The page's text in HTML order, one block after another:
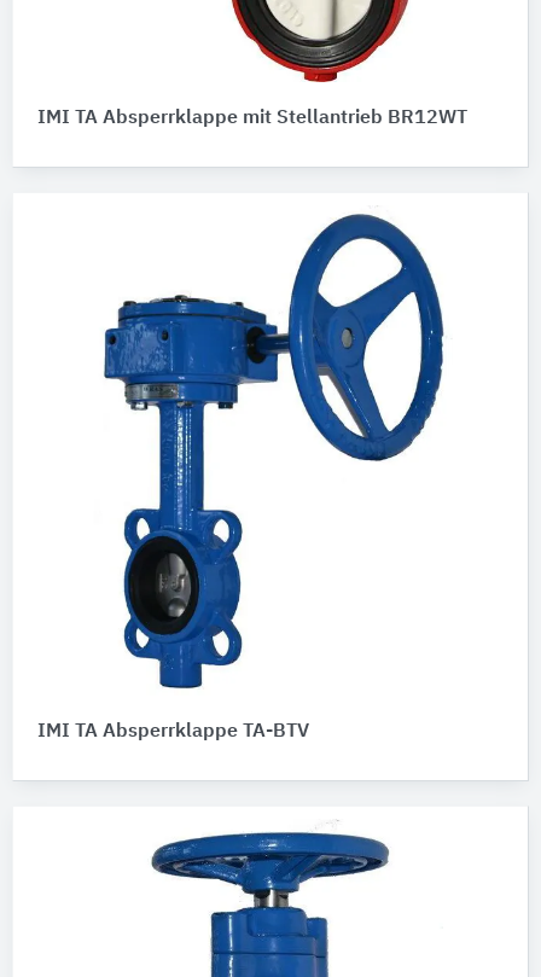
IMI TA Absperrklappe mit Stellantrieb BR12WT
IMI TA Absperrklappe TA-BTV